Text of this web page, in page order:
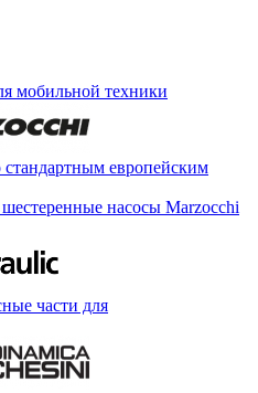
мобильной техники
европейским
насосы Marzocchi
части для